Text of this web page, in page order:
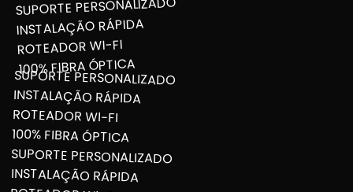
SUPORTE PERSONALIZADO
INSTALAÇÃO RÁPIDA
ROTEADOR WI-FI
100% FIBRA ÓPTICA
SUPORTE PERSONALIZADO
INSTALAÇÃO RÁPIDA
ROTEADOR WI-FI
100% FIBRA ÓPTICA
SUPORTE PERSONALIZADO
INSTALAÇÃO RÁPIDA